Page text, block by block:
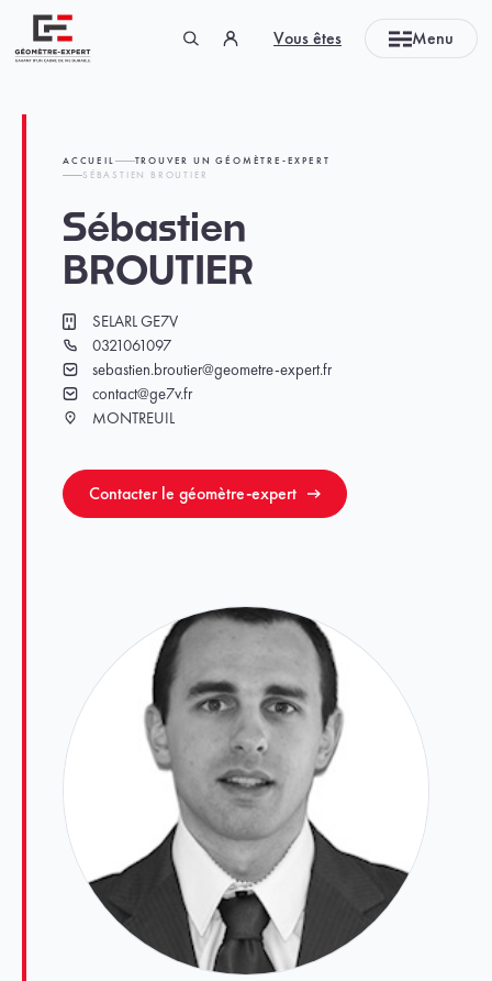
Vous êtes Menu
ACCUEIL
TROUVER UN GÉOMÈTRE-EXPERT
SÉBASTIEN BROUTIER
Sébastien
BROUTIER
CabinetSELARL GE7V
Téléphone
0321061097
Emailsebastien.broutier@geometre-expert.fr
Emailcontact@ge7v.fr
Ville
MONTREUIL
Contacter le géomètre-expert
Panneau de gestion des cookies